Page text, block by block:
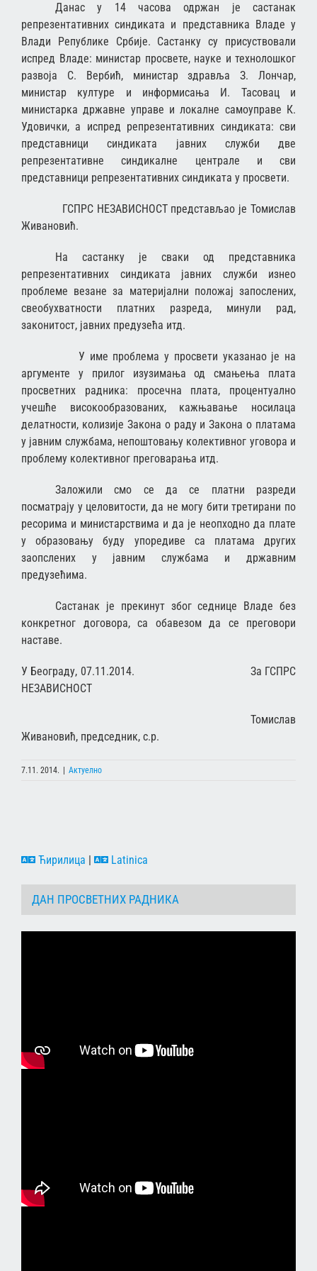
Данас у 14 часова одржан је састанак
репрезентативних синдиката и представника Владе у
Влади Републике Србије. Састанку су присуствовали
испред Владе: министар просвете, науке и технолошког
развоја С. Вербић, министар здравља З. Лончар,
министар културе и информисања И. Тасовац и
министарка државне управе и локалне самоуправе К.
Удовички, а испред репрезентативних синдиката: сви
представници синдиката јавних служби две
репрезентативне синдикалне централе и сви
представници репрезентативних синдиката у просвети.
ГСПРС НЕЗАВИСНОСТ представљао је Томислав
Живановић.
На састанку је сваки од представника
репрезентативних синдиката јавних служби изнео
проблеме везане за материјални положај запослених,
свеобухватности платних разреда, минули рад,
законитост, јавних предузећа итд.
У име проблема у просвети указанао је на
аргументе у прилог изузимања од смањења плата
просветних радника: просечна плата, процентуално
учешће високообразованих, кажњавање носилаца
делатности, колизије Закона о раду и Закона о платама
у јавним службама, непоштовању колективног уговора и
проблему колективног преговарања итд.
Заложили смо се да се платни разреди
посматрају у целовитости, да не могу бити третирани по
ресорима и министарствима и да је неопходно да плате
у образовању буду упоредиве са платама других
заопслених у јавним службама и државним
предузећима.
Састанак је прекинут због седнице Владе без
конкретног договора, са обавезом да се преговори
наставе.
У Београду, 07.11.2014. За ГСПРС
НЕЗАВИСНОСТ
Томислав
Живановић, председник, с.р.
7.11. 2014. | Актуелно
Ћирилица | Latinica
ДАН ПРОСВЕТНИХ РАДНИКА